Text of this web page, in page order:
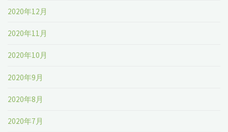
2020年12月
2020年11月
2020年10月
2020年9月
2020年8月
2020年7月